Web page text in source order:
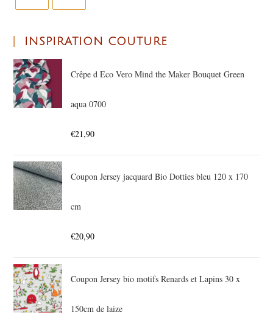
INSPIRATION COUTURE
Crêpe d Eco Vero Mind the Maker Bouquet Green
aqua 0700
€21,90
Coupon Jersey jacquard Bio Dotties bleu 120 x 170
cm
€20,90
Coupon Jersey bio motifs Renards et Lapins 30 x
150cm de laize